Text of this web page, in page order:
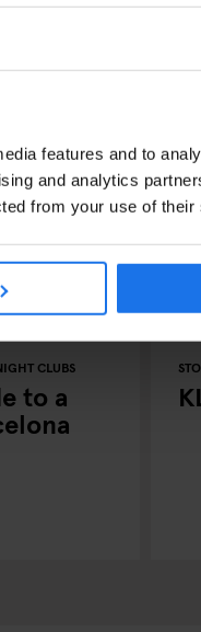
features and to
and analytics
from your use of
CLUBS
to a